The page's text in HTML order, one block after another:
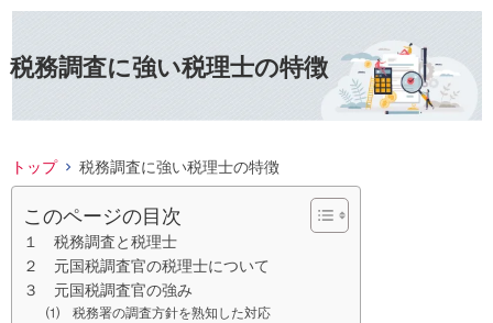
税務調査に強い税理士の特徴
トップ 税務調査に強い税理士の特徴
このページの目次
１ 税務調査と税理士
２ 元国税調査官の税理士について
３ 元国税調査官の強み
⑴ 税務署の調査方針を熟知した対応